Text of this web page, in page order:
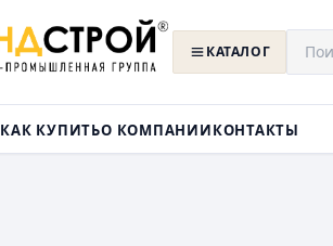
КАТАЛОГ
КАК КУПИТЬО КОМПАНИИКОНТАКТЫ